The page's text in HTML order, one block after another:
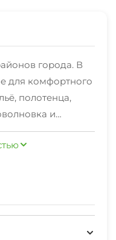
города. В
для комфортного
полотенца,
и
Мангальная зона
25-летнего
рождения и
возможность